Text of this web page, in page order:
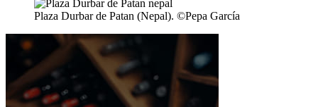
Plaza Durbar de Patan (Nepal). ©Pepa García